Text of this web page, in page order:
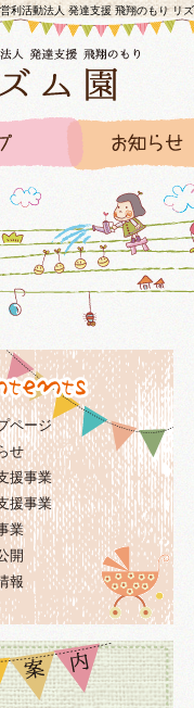
利活動法人 発達支援 飛翔のもり リ
ページ
せ
援事業
援事業
業
開
報